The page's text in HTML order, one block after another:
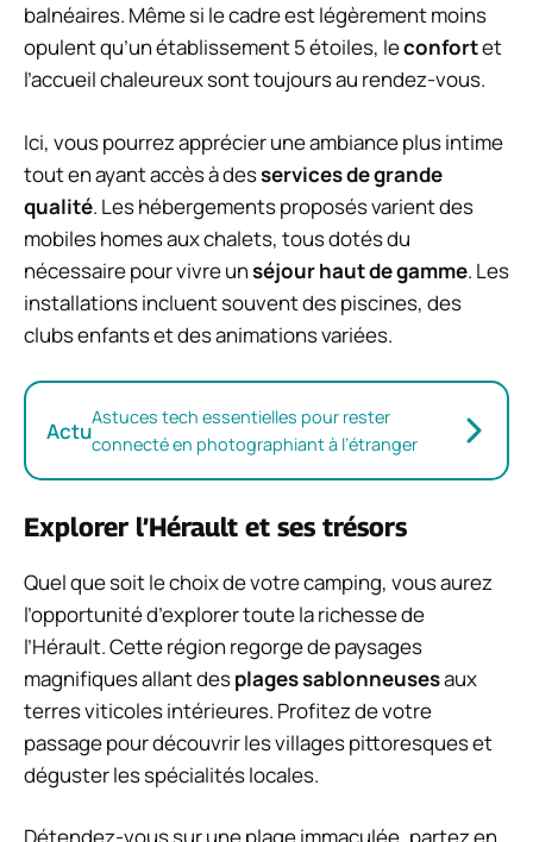
balnéaires. Même si le cadre est légèrement moins
opulent qu’un établissement 5 étoiles, leconfortet
l’accueil chaleureux sont toujours au rendez-vous.
Ici, vous pourrez apprécier une ambiance plus intime
tout en ayant accès à desservices de grande
qualité. Les hébergements proposés varient des
mobiles homes aux chalets, tous dotés du
nécessaire pour vivre unséjour haut de gamme. Les
installations incluent souvent des piscines, des
clubs enfants et des animations variées.
ActuAstuces tech essentielles pour rester
connecté en photographiant à l’étranger
Explorer l’Hérault et ses trésors
Quel que soit le choix de votre camping, vous aurez
l’opportunité d’explorer toute la richesse de
l’Hérault. Cette région regorge de paysages
magnifiques allant desplages sablonneusesaux
terres viticoles intérieures. Profitez de votre
passage pour découvrir les villages pittoresques et
déguster les spécialités locales.